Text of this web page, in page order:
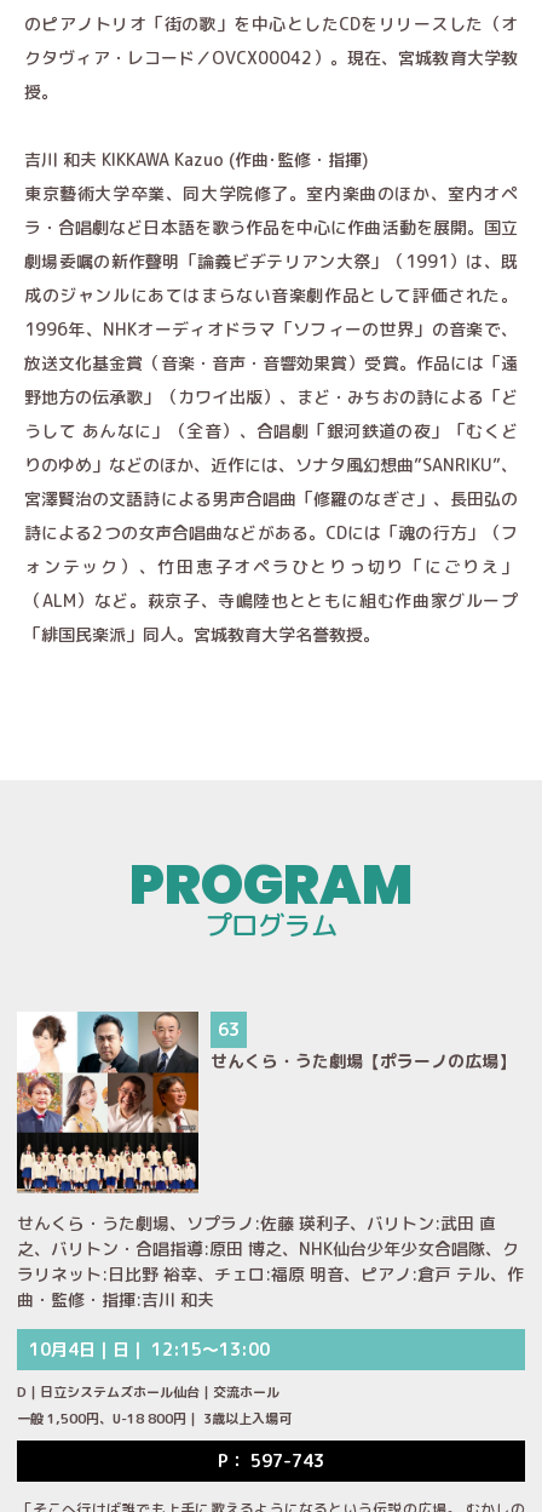
のピアノトリオ「街の歌」を中心としたCDをリリースした（オ
クタヴィア・レコード／OVCX00042）。現在、宮城教育大学教
授。
吉川 和夫 KIKKAWA Kazuo (作曲･監修・指揮)
東京藝術大学卒業、同大学院修了。室内楽曲のほか、室内オペ
ラ・合唱劇など日本語を歌う作品を中心に作曲活動を展開。国立
劇場委嘱の新作聲明「論義ビヂテリアン大祭」（1991）は、既
成のジャンルにあてはまらない音楽劇作品として評価された。
1996年、NHKオーディオドラマ「ソフィーの世界」の音楽で、
放送文化基金賞（音楽・音声・音響効果賞）受賞。作品には「遠
野地方の伝承歌」（カワイ出版）、まど・みちおの詩による「ど
うして あんなに」（全音）、合唱劇「銀河鉄道の夜」「むくど
りのゆめ」などのほか、近作には、ソナタ風幻想曲”SANRIKU”、
宮澤賢治の文語詩による男声合唱曲「修羅のなぎさ」、長田弘の
詩による2つの女声合唱曲などがある。CDには「魂の行方」（フ
ォンテック）、竹田恵子オペラひとりっ切り「にごりえ」
（ALM）など。萩京子、寺嶋陸也とともに組む作曲家グループ
「緋国民楽派」同人。宮城教育大学名誉教授。
プログラム
63
せんくら・うた劇場【ポラーノの広場】
せんくら・うた劇場、ソプラノ:佐藤 瑛利子、バリトン:武田 直
之、バリトン・合唱指導:原田 博之、NHK仙台少年少女合唱隊、ク
ラリネット:日比野 裕幸、チェロ:福原 明音、ピアノ:倉戸 テル、作
曲・監修・指揮:吉川 和夫
10月4日｜日｜ 12:15～13:00
D｜日立システムズホール仙台｜交流ホール
一般 1,500円、U-18 800円｜ 3歳以上入場可
P： 597-743